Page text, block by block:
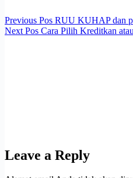
Previous Pos RUU KUHAP dan
Next Pos Cara Pilih Kreditkan
Leave a Reply